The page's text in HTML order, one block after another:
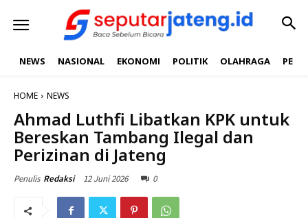
NEWS NASIONAL EKONOMI POLITIK OLAHRAGA
HOME NEWS
Ahmad Luthfi Libatkan KPK untuk
Bereskan Tambang Ilegal dan
Perizinan di Jateng
Penulis Redaksi 12 Juni 2026 0